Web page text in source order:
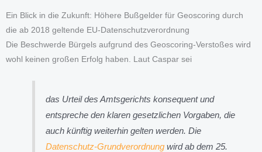
Ein Blick in die Zukunft: Höhere Bußgelder für Geoscoring durch
die ab 2018 geltende EU-Datenschutzverordnung
Die Beschwerde Bürgels aufgrund des Geoscoring-Verstoßes wird
wohl keinen großen Erfolg haben. Laut Caspar sei
das Urteil des Amtsgerichts konsequent und
entspreche den klaren gesetzlichen Vorgaben, die
auch künftig weiterhin gelten werden. Die
Datenschutz-Grundverordnung wird ab dem 25.